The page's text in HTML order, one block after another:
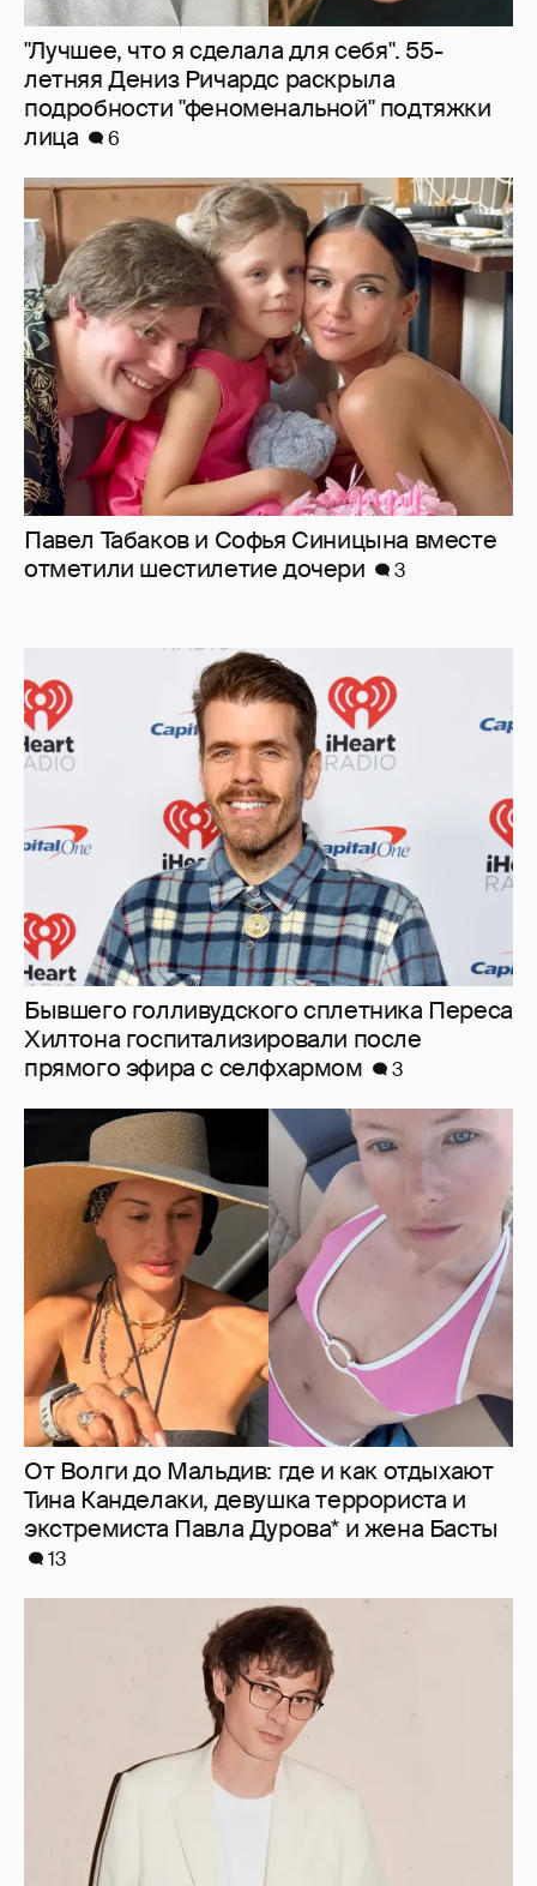
"Лучшее, что я сделала для себя". 55-
летняя Дениз Ричардс раскрыла
подробности "феноменальной" подтяжки
лица
6
Павел Табаков и Софья Синицына вместе
отметили шестилетие дочери
3
Бывшего голливудского сплетника Переса
Хилтона госпитализировали после
прямого эфира с селфхармом
3
От Волги до Мальдив: где и как отдыхают
Тина Канделаки, девушка террориста и
экстремиста Павла Дурова* и жена Басты
13